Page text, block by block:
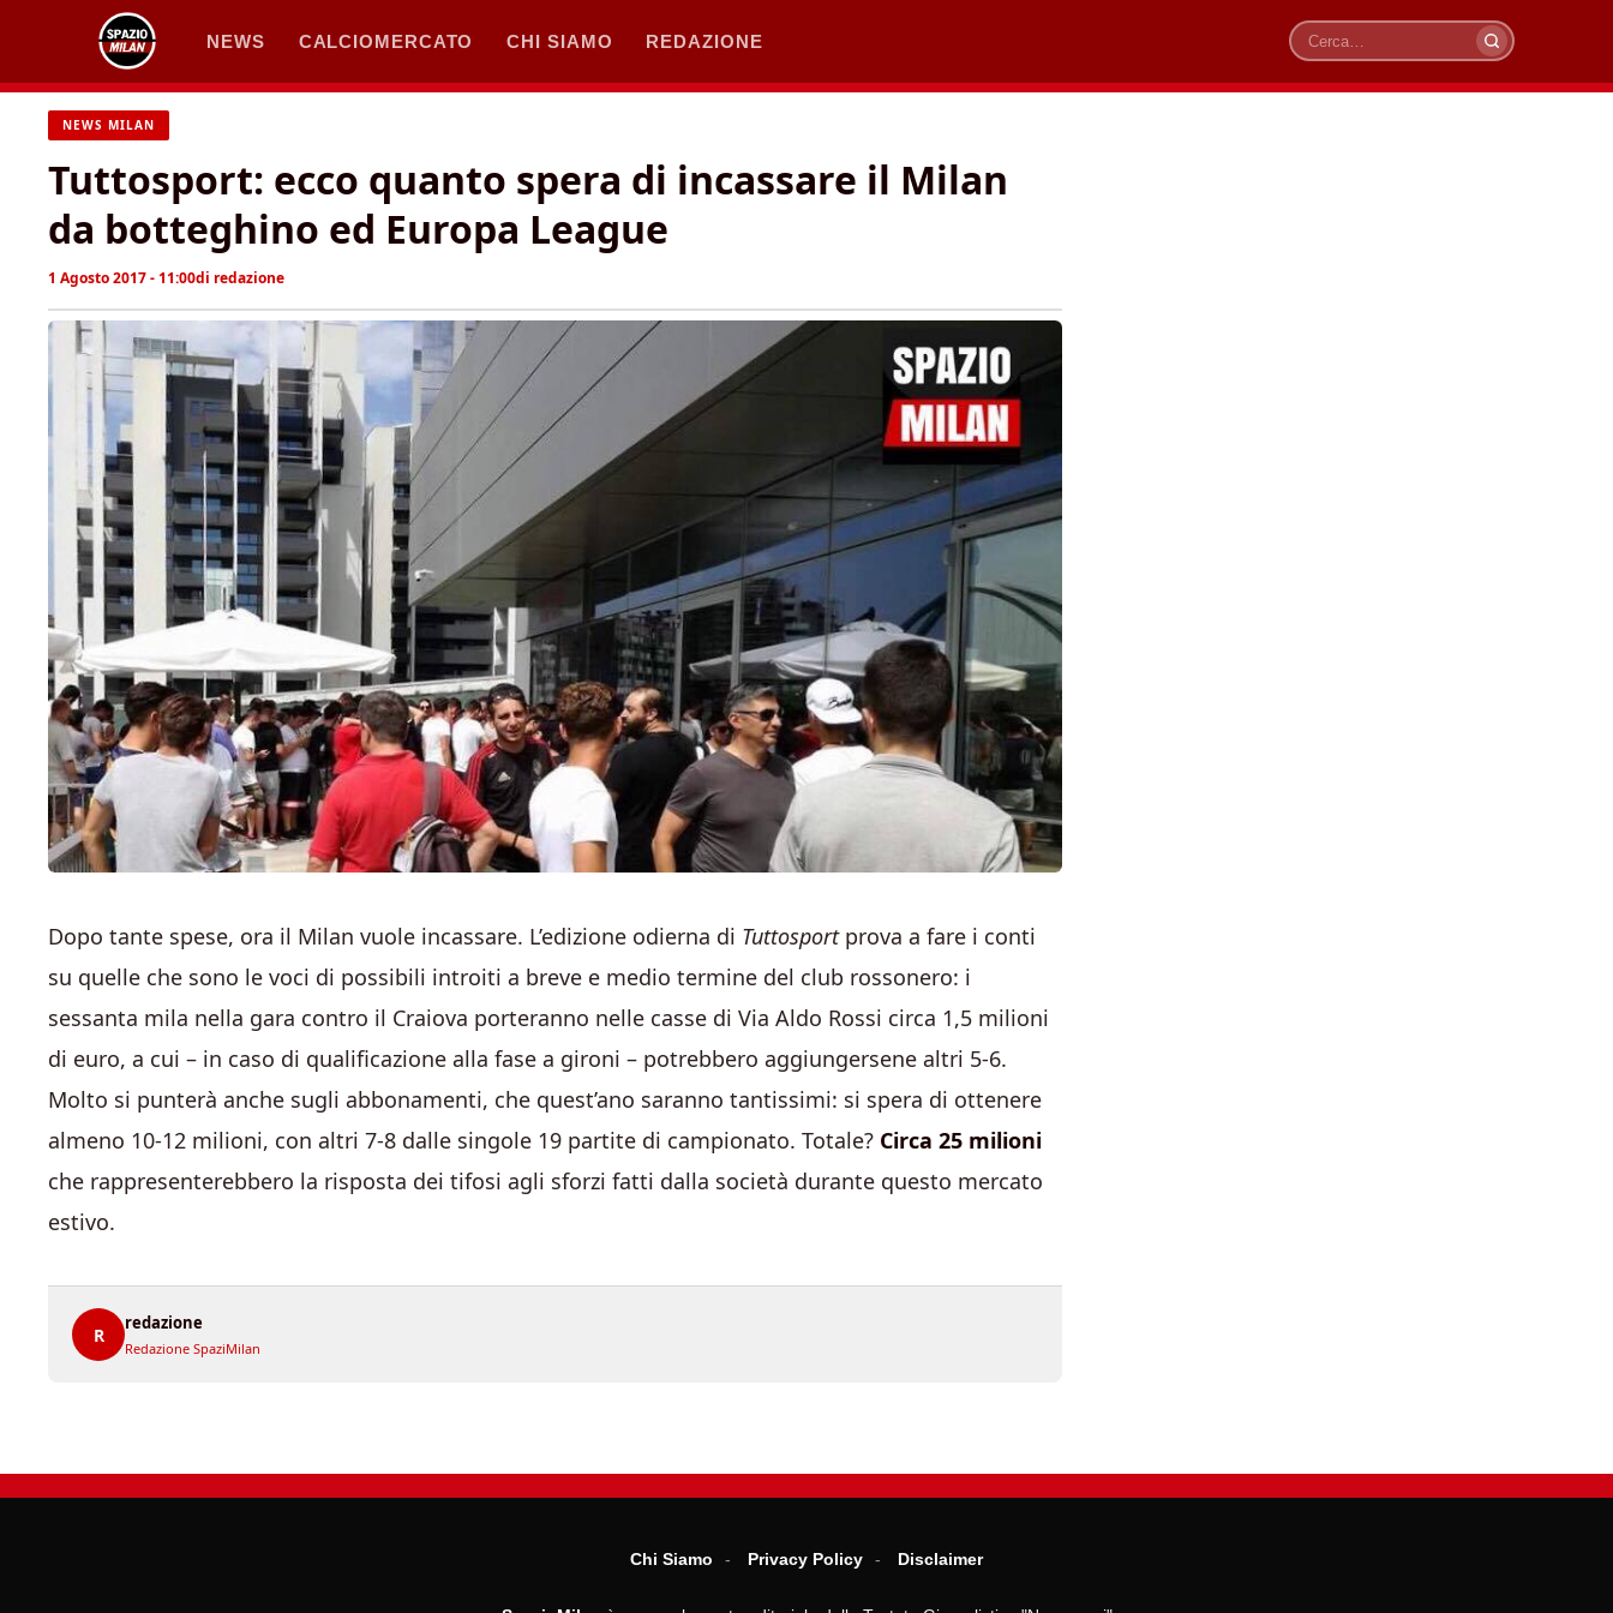
contenuto
NEWS CALCIOMERCATO CHI SIAMO REDAZIONE
Cerca
NEWS MILAN
Tuttosport: ecco quanto spera di incassare il Milan
da botteghino ed Europa League
1 Agosto 2017 - 11:00di redazione
Dopo tante spese, ora il Milan vuole incassare. L’edizione odierna di Tuttosportprova a fare i conti
su quelle che sono le voci di possibili introiti a breve e medio termine del club rossonero: i
sessanta mila nella gara contro il Craiova porteranno nelle casse di Via Aldo Rossi circa 1,5 milioni
di euro, a cui – in caso di qualificazione alla fase a gironi – potrebbero aggiungersene altri 5-6.
Molto si punterà anche sugli abbonamenti, che quest’ano saranno tantissimi: si spera di ottenere
almeno 10-12 milioni, con altri 7-8 dalle singole 19 partite di campionato. Totale? Circa 25 milioni
che rappresenterebbero la risposta dei tifosi agli sforzi fatti dalla società durante questo mercato
estivo.
R
redazione
Redazione SpaziMilan
Chi Siamo Privacy Policy Disclaimer